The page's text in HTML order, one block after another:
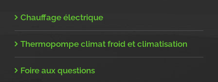
Chauffage électrique
Thermopompe climat froid et climatisation
Foire aux questions